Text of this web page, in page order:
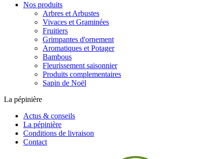
Nos produits
Arbres et Arbustes
Vivaces et Graminées
Fruitiers
Grimpantes d'ornement
Aromatiques et Potager
Bambous
Fleurissement saisonnier
Produits complementaires
Sapin de Noël
La pépinière
Actus & conseils
La pépinière
Conditions de livraison
Contact